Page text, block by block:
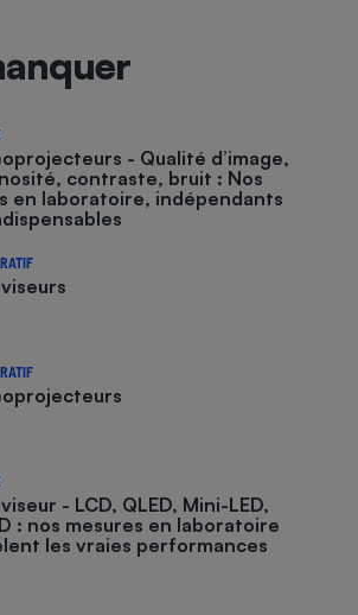
- Qualité d’image,
contraste, bruit : Nos
en laboratoire, indépendants
- LCD, QLED, Mini-LED,
: nos mesures en laboratoire
les vraies performances